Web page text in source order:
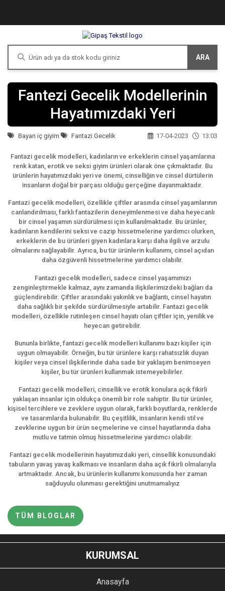
ARA
Fantezi Gecelik Modellerinin
Hayatımızdaki Yeri
Bayan iç giyim Fantazi Gecelik 17-04-2023 13:03
Fantazi gecelik modelleri, kadınların ve erkeklerin cinsel yaşamlarına
renk katan, erotik ve seksi giyim ürünleri olarak öne çıkmaktadır. Bu
ürünlerin hayatımızdaki yeri ve önemi, cinselliğin ve cinsel dürtülerin
insanların doğal bir parçası olduğu gerçeğine dayanmaktadır.
Fantazi gecelik modelleri, özellikle çiftler arasında cinsel yaşamlarının
canlandırılması, farklı fantazilerin deneyimlenmesi ve daha heyecanlı
bir cinsel yaşamın sürdürülmesi için kullanılmaktadır. Bu ürünler,
kadınların kendilerini seksi ve cazip hissetmelerine yardımcı olurken,
erkeklerin de bu ürünleri giyen kadınlara karşı daha ilgili ve arzulu
olmalarını sağlayabilir. Ayrıca, bu tür ürünlerin kullanımı, cinsel açıdan
daha özgüvenli hissetmelerine yardımcı olabilir.
Fantazi gecelik modelleri, sadece cinsel yaşamımızı
zenginleştirmekle kalmaz, aynı zamanda ilişkilerimizdeki bağları da
güçlendirebilir. Çiftler arasındaki yakınlık ve bağlantı, cinsel hayatın
daha sağlıklı bir şekilde sürdürülmesiyle artabilir. Fantazi gecelik
modelleri, özellikle rutinleşen cinsel hayatı olan çiftler için, yenilik ve
heyecan getirebilir.
Bununla birlikte, fantazi gecelik modelleri kullanımı bazı kişiler için
uygun olmayabilir. Örneğin, bu tür ürünlere karşı rahatsızlık duyan
kişiler veya cinsel ilişkilerinde daha sade bir yaklaşım benimseyen
kişiler, bu tür ürünleri kullanmak istemeyebilirler.
Fantazi gecelik modelleri, cinsellik ve erotik konulara açık fikirli
yaklaşan insanlar için oldukça önemli bir role sahiptir. Bu tür ürünler,
kişisel tercihlere ve zevklere uygun olarak, farklı boyutlarda, renklerde
ve tasarımlarda bulunabilir. Bu çeşitlilik, insanların kendi stil ve
zevklerine uygun bir ürün seçmelerine ve cinsel hayatlarında daha
mutlu ve tatmin olmuş hissetmelerine yardımcı olabilir.
Fantazi gecelik modellerinin hayatımızdaki yeri, cinsellik konusundaki
tabuların yavaş yavaş kalkması ve insanların daha açık fikirli olmalarıyla
artmaktadır. Ancak, bu ürünlerin kullanımı konusunda her zaman
sağduyulu olunması gerektiğini unutmamalıyız
TÜM BLOGLAR
KURUMSAL
Anasayfa